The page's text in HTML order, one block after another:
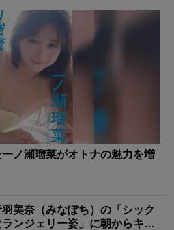
ノ瀬瑠菜がオトナの魅力を増
羽美奈（みなぽち）の「シック
ンジェリー姿」に朝からキュ